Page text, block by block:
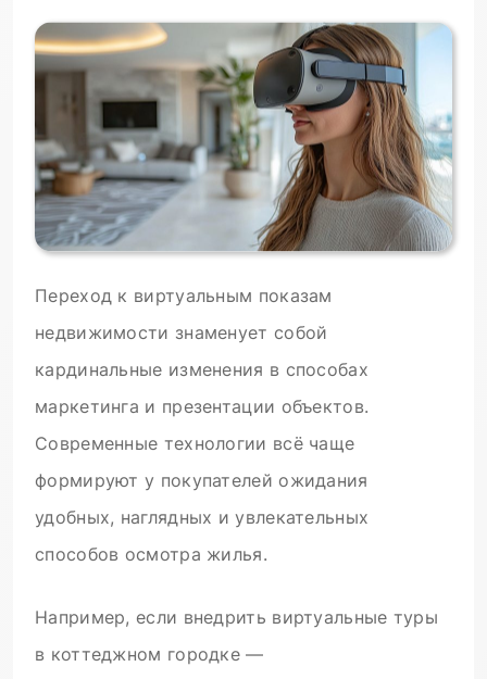
Переход к виртуальным показам
недвижимости знаменует собой
кардинальные изменения в способах
маркетинга и презентации объектов.
Современные технологии всё чаще
формируют у покупателей ожидания
удобных, наглядных и увлекательных
способов осмотра жилья.
Например, если внедрить виртуальные туры
в коттеджном городке —